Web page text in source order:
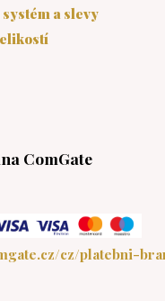
a slevy
ComGate
cz/platebni-